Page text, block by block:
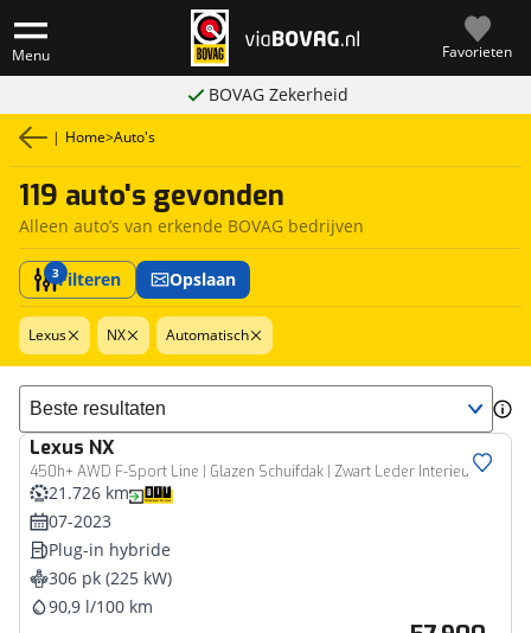
Menu Favorieten
BOVAG Zekerheid
| Home>Auto's
119 auto's gevonden
Alleen auto’s van erkende BOVAG bedrijven
3Filteren Opslaan
Lexus NX Automatisch
Sorteer resultaten
Lexus NX
450h+ AWD F-Sport Line | Glazen Schuifdak | Zwart Leder Interieur |
21.726 km
07-2023
Plug-in hybride
306 pk (225 kW)
90,9 l/100 km